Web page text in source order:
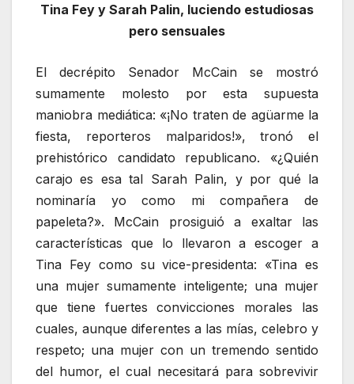
Tina Fey y Sarah Palin, luciendo estudiosas
pero sensuales
El decrépito Senador McCain se mostró
sumamente molesto por esta supuesta
maniobra mediática: «¡No traten de agüarme la
fiesta, reporteros malparidos!», tronó el
prehistórico candidato republicano. «¿Quién
carajo es esa tal Sarah Palin, y por qué la
nominaría yo como mi compañera de
papeleta?». McCain prosiguió a exaltar las
características que lo llevaron a escoger a
Tina Fey como su vice-presidenta: «Tina es
una mujer sumamente inteligente; una mujer
que tiene fuertes convicciones morales las
cuales, aunque diferentes a las mías, celebro y
respeto; una mujer con un tremendo sentido
del humor, el cual necesitará para sobrevivir